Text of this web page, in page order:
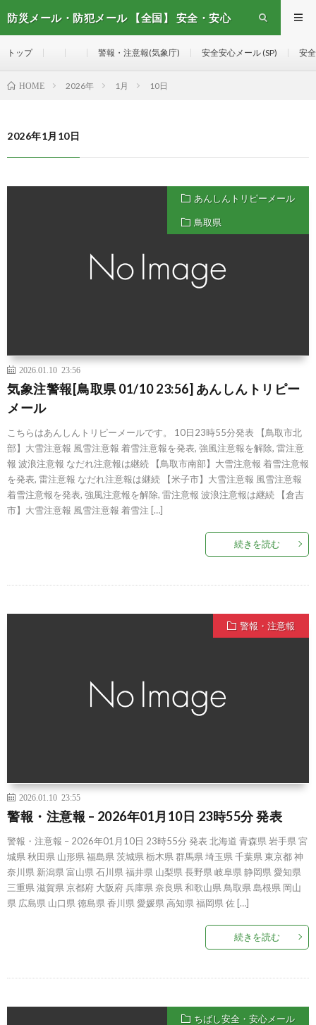
防災メール・防犯メール 【全国】 安全・安心
トップ 警報・注意報(気象庁) 安全安心メール (SP) 安
HOME 2026年 1月 10日
2026年1月10日
あんしんトリピーメール
鳥取県
2026.01.10 23:56
気象注警報[鳥取県 01/10 23:56] あんしんトリピー
メール
こちらはあんしんトリピーメールです。 10日23時55分発表 【鳥取市北
部】大雪注意報 風雪注意報 着雪注意報を発表, 強風注意報を解除, 雷注意
報 波浪注意報 なだれ注意報は継続 【鳥取市南部】大雪注意報 着雪注意報
を発表, 雷注意報 なだれ注意報は継続 【米子市】大雪注意報 風雪注意報
着雪注意報を発表, 強風注意報を解除, 雷注意報 波浪注意報は継続 【倉吉
市】大雪注意報 風雪注意報 着雪注 […]
続きを読む
警報・注意報
2026.01.10 23:55
警報・注意報 – 2026年01月10日 23時55分 発表
警報・注意報 – 2026年01月10日 23時55分 発表 北海道 青森県 岩手県 宮
城県 秋田県 山形県 福島県 茨城県 栃木県 群馬県 埼玉県 千葉県 東京都 神
奈川県 新潟県 富山県 石川県 福井県 山梨県 長野県 岐阜県 静岡県 愛知県
三重県 滋賀県 京都府 大阪府 兵庫県 奈良県 和歌山県 鳥取県 島根県 岡山
県 広島県 山口県 徳島県 香川県 愛媛県 高知県 福岡県 佐 […]
続きを読む
ちばし安全・安心メール